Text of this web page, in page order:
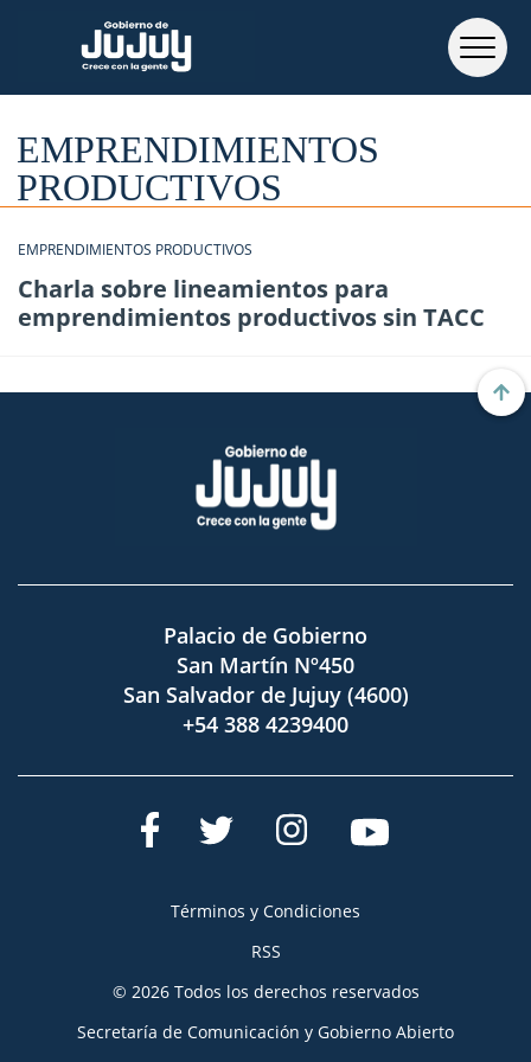
EMPRENDIMIENTOS
PRODUCTIVOS
EMPRENDIMIENTOS PRODUCTIVOS
Charla sobre lineamientos para
emprendimientos productivos sin TACC
Palacio de Gobierno
San Martín Nº450
San Salvador de Jujuy (4600)
+54 388 4239400
Términos y Condiciones
RSS
© 2026 Todos los derechos reservados
Secretaría de Comunicación y Gobierno Abierto